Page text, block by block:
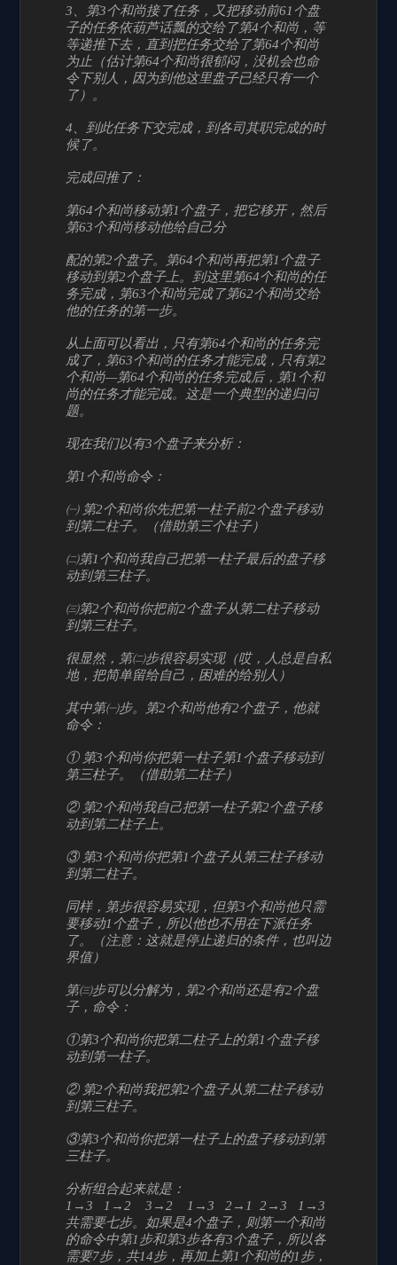
3、第3个和尚接了任务，又把移动前61个盘
子的任务依葫芦话瓢的交给了第4个和尚，等
等递推下去，直到把任务交给了第64个和尚
为止（估计第64个和尚很郁闷，没机会也命
令下别人，因为到他这里盘子已经只有一个
了）。
4、到此任务下交完成，到各司其职完成的时
候了。
完成回推了：
第64个和尚移动第1个盘子，把它移开，然后
第63个和尚移动他给自己分
配的第2个盘子。第64个和尚再把第1个盘子
移动到第2个盘子上。到这里第64个和尚的任
务完成，第63个和尚完成了第62个和尚交给
他的任务的第一步。
从上面可以看出，只有第64个和尚的任务完
成了，第63个和尚的任务才能完成，只有第2
个和尚—第64个和尚的任务完成后，第1个和
尚的任务才能完成。这是一个典型的递归问
题。
现在我们以有3个盘子来分析：
第1个和尚命令：
㈠ 第2个和尚你先把第一柱子前2个盘子移动
到第二柱子。（借助第三个柱子）
㈡第1个和尚我自己把第一柱子最后的盘子移
动到第三柱子。
㈢第2个和尚你把前2个盘子从第二柱子移动
到第三柱子。
很显然，第㈡步很容易实现（哎，人总是自私
地，把简单留给自己，困难的给别人）
其中第㈠步。第2个和尚他有2个盘子，他就
命令：
① 第3个和尚你把第一柱子第1个盘子移动到
第三柱子。（借助第二柱子）
② 第2个和尚我自己把第一柱子第2个盘子移
动到第二柱子上。
③ 第3个和尚你把第1个盘子从第三柱子移动
到第二柱子。
同样，第步很容易实现，但第3个和尚他只需
要移动1个盘子，所以他也不用在下派任务
了。（注意：这就是停止递归的条件，也叫边
界值）
第㈢步可以分解为，第2个和尚还是有2个盘
子，命令：
①第3个和尚你把第二柱子上的第1个盘子移
动到第一柱子。
② 第2个和尚我把第2个盘子从第二柱子移动
到第三柱子。
③第3个和尚你把第一柱子上的盘子移动到第
三柱子。
分析组合起来就是：
1→3 1→2 3→2 1→3 2→1 2→3 1→3
共需要七步。如果是4个盘子，则第一个和尚
的命令中第1步和第3步各有3个盘子，所以各
需要7步，共14步，再加上第1个和尚的1步，